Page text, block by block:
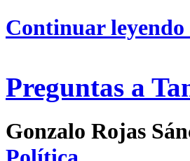
Continuar leyendo
Preguntas a
Gonzalo Rojas